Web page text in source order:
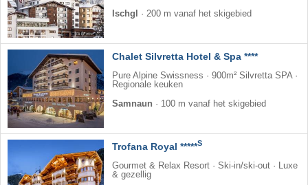
Ischgl
· 200 m vanaf het skigebied
Chalet Silvretta Hotel & Spa ****
Pure Alpine Swissness · 900m² Silvretta SPA ·
Regionale keuken
Samnaun · 100 m vanaf het skigebied
Trofana Royal *****S
Gourmet & Relax Resort · Ski-in/ski-out · Luxe
& gezellig